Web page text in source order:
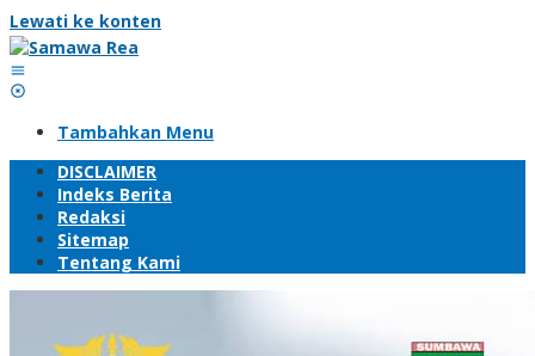
Lewati ke konten
Tambahkan Menu
DISCLAIMER
Indeks Berita
Redaksi
Sitemap
Tentang Kami